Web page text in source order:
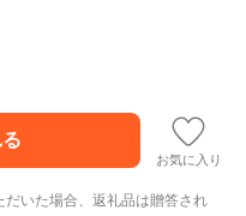
お気に入り
いた場合、返礼品は贈答され